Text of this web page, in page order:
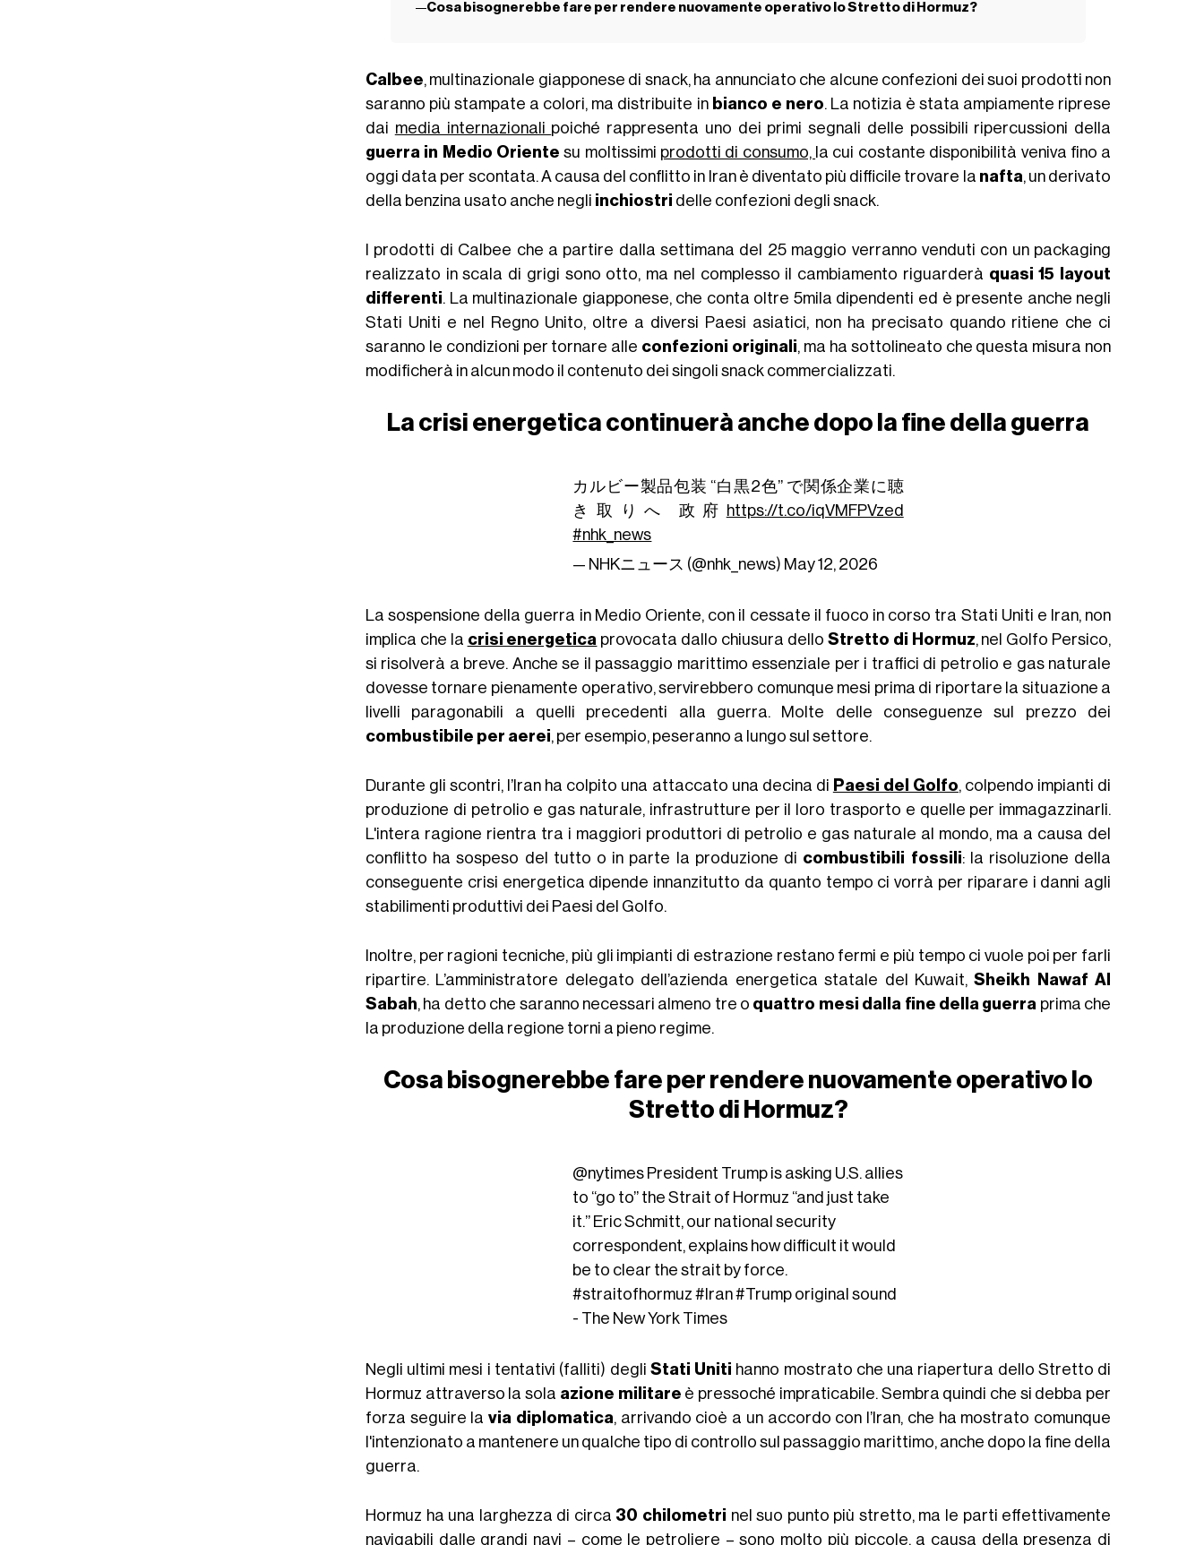
Cosa bisognerebbe fare per rendere nuovamente operativo lo Stretto di Hormuz?
Calbee, multinazionale giapponese di snack, ha annunciato che alcune confezioni dei suoi prodotti non
saranno più stampate a colori, ma distribuite in bianco e nero. La notizia è stata ampiamente riprese
dai media internazionali poiché rappresenta uno dei primi segnali delle possibili ripercussioni della
guerra in Medio Oriente su moltissimi prodotti di consumo, la cui costante disponibilità veniva fino a
oggi data per scontata. A causa del conflitto in Iran è diventato più difficile trovare la nafta, un derivato
della benzina usato anche negli inchiostri delle confezioni degli snack.
I prodotti di Calbee che a partire dalla settimana del 25 maggio verranno venduti con un packaging
realizzato in scala di grigi sono otto, ma nel complesso il cambiamento riguarderà quasi 15 layout
differenti. La multinazionale giapponese, che conta oltre 5mila dipendenti ed è presente anche negli
Stati Uniti e nel Regno Unito, oltre a diversi Paesi asiatici, non ha precisato quando ritiene che ci
saranno le condizioni per tornare alle confezioni originali, ma ha sottolineato che questa misura non
modificherà in alcun modo il contenuto dei singoli snack commercializzati.
La crisi energetica continuerà anche dopo la fine della guerra
カルビー製品包装 “白黒2色” で関係企業に聴
き取りへ 政府
https://t.co/iqVMFPVzed
#nhk_news
— NHKニュース (@nhk_news) May 12, 2026
La sospensione della guerra in Medio Oriente, con il cessate il fuoco in corso tra Stati Uniti e Iran, non
implica che la crisi energetica provocata dallo chiusura dello Stretto di Hormuz, nel Golfo Persico,
si risolverà a breve. Anche se il passaggio marittimo essenziale per i traffici di petrolio e gas naturale
dovesse tornare pienamente operativo, servirebbero comunque mesi prima di riportare la situazione a
livelli paragonabili a quelli precedenti alla guerra. Molte delle conseguenze sul prezzo dei
combustibile per aerei, per esempio, peseranno a lungo sul settore.
Durante gli scontri, l’Iran ha colpito una attaccato una decina di Paesi del Golfo, colpendo impianti di
produzione di petrolio e gas naturale, infrastrutture per il loro trasporto e quelle per immagazzinarli.
L'intera ragione rientra tra i maggiori produttori di petrolio e gas naturale al mondo, ma a causa del
conflitto ha sospeso del tutto o in parte la produzione di combustibili fossili: la risoluzione della
conseguente crisi energetica dipende innanzitutto da quanto tempo ci vorrà per riparare i danni agli
stabilimenti produttivi dei Paesi del Golfo.
Inoltre, per ragioni tecniche, più gli impianti di estrazione restano fermi e più tempo ci vuole poi per farli
ripartire. L’amministratore delegato dell’azienda energetica statale del Kuwait,Sheikh Nawaf Al
Sabah, ha detto che saranno necessari almeno tre o quattro mesi dalla fine della guerra prima che
la produzione della regione torni a pieno regime.
Cosa bisognerebbe fare per rendere nuovamente operativo lo
Stretto di Hormuz?
@nytimes President Trump is asking U.S. allies
to “go to” the Strait of Hormuz “and just take
it.” Eric Schmitt, our national security
correspondent, explains how difficult it would
be to clear the strait by force.
#straitofhormuz #Iran#Trump original sound
- The New York Times
Negli ultimi mesi i tentativi (falliti) degli Stati Uniti hanno mostrato che una riapertura dello Stretto di
Hormuz attraverso la sola azione militare è pressoché impraticabile. Sembra quindi che si debba per
forza seguire lavia diplomatica, arrivando cioè a un accordo con l’Iran, che ha mostrato comunque
l'intenzionato a mantenere un qualche tipo di controllo sul passaggio marittimo, anche dopo la fine della
guerra.
Hormuz ha una larghezza di circa 30 chilometri nel suo punto più stretto, ma le parti effettivamente
navigabili dalle grandi navi – come le petroliere – sono molto più piccole, a causa della presenza di